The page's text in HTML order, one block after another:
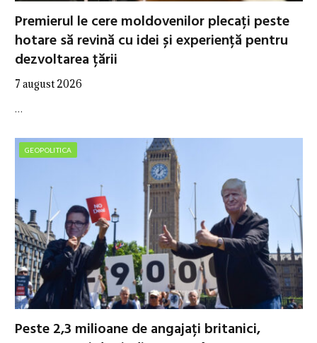
Premierul le cere moldovenilor plecați peste
hotare să revină cu idei și experiență pentru
dezvoltarea țării
7 august 2026
…
GEOPOLITICA
Peste 2,3 milioane de angajați britanici,